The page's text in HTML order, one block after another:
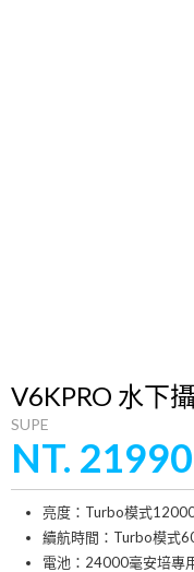
V6KPRO 水下
SUPE
NT. 21990
亮度：Turbo模式
續航時間：Turbo模式
電池：24000毫安培專